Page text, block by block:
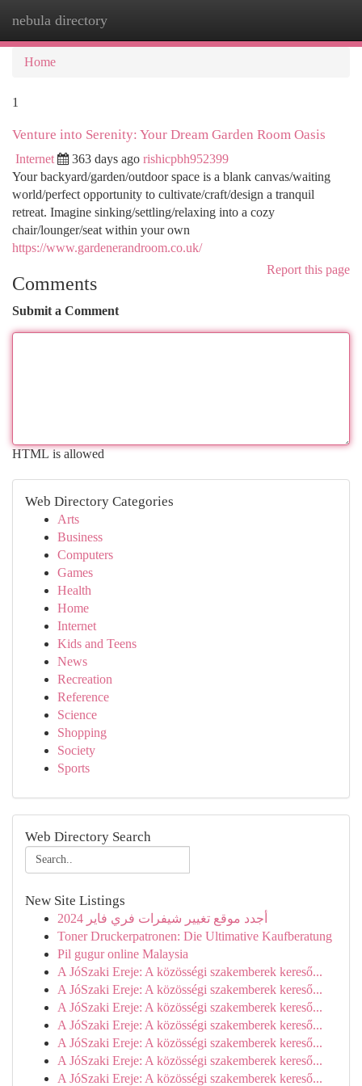
nebula directory
Home
1
Venture into Serenity: Your Dream Garden Room Oasis
Internet 363 days ago rishicpbh952399
Your backyard/garden/outdoor space is a blank canvas/waiting
world/perfect opportunity to cultivate/craft/design a tranquil
retreat. Imagine sinking/settling/relaxing into a cozy
chair/lounger/seat within your own
https://www.gardenerandroom.co.uk/
Report this page
Comments
Submit a Comment
HTML is allowed
Web Directory Categories
Arts
Business
Computers
Games
Health
Home
Internet
Kids and Teens
News
Recreation
Reference
Science
Shopping
Society
Sports
Web Directory Search
New Site Listings
أجدد موقع تغيير شيفرات فري فاير 2024
Toner Druckerpatronen: Die Ultimative Kaufberatung
Pil gugur online Malaysia
A JóSzaki Ereje: A közösségi szakemberek kereső...
A JóSzaki Ereje: A közösségi szakemberek kereső...
A JóSzaki Ereje: A közösségi szakemberek kereső...
A JóSzaki Ereje: A közösségi szakemberek kereső...
A JóSzaki Ereje: A közösségi szakemberek kereső...
A JóSzaki Ereje: A közösségi szakemberek kereső...
A JóSzaki Ereje: A közösségi szakemberek kereső...